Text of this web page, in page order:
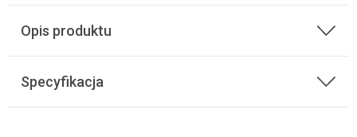
Opis produktu
Specyfikacja